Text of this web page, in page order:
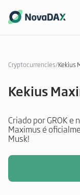
Cryptocurrencies/Kekius
Kekius
Criado por GROK e
Maximus é
Musk!